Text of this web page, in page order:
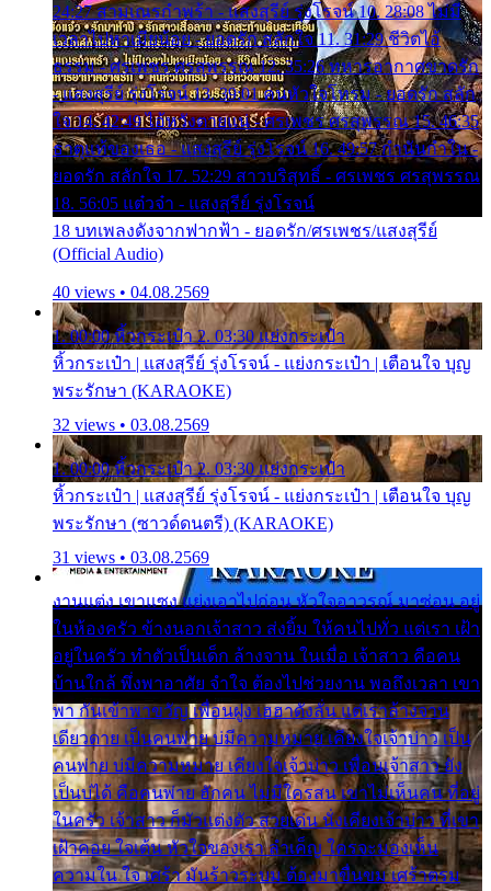
24:27 สามเณรกำพร้า - แสงสุรีย์ รุ่งโรจน์ 10. 28:08 ไม่มี
เวลาไปหาเมียน้อย - ยอดรัก สลักใจ 11. 31:29 ชีวิตไอ้
ธรรม - ศรเพชร ศรสุพรรณ 12. 35:26 ทหารอากาศขาดรัก
- แสงสุรีย์ รุ่งโรจน์ 13. 39:01 คนหัวใจโทรม - ยอดรัก สลัก
ใจ 14. 42:49 ไอ้หวังตายแน่ - ศรเพชร ศรสุพรรณ 15. 46:35
ธาตุแท้ของเธอ - แสงสุรีย์ รุ่งโรจน์ 16. 49:57 กำนันกำใน -
ยอดรัก สลักใจ 17. 52:29 สาวบริสุทธิ์ - ศรเพชร ศรสุพรรณ
18. 56:05 แต๋วจ๋า - แสงสุรีย์ รุ่งโรจน์
18 บทเพลงดังจากฟากฟ้า - ยอดรัก/ศรเพชร/แสงสุรีย์
(Official Audio)
40 views • 04.08.2569
1. 00:00 หิ้วกระเป๋า 2. 03:30 แย่งกระเป๋า
หิ้วกระเป๋า | แสงสุรีย์ รุ่งโรจน์ - แย่งกระเป๋า | เตือนใจ บุญ
พระรักษา (KARAOKE)
32 views • 03.08.2569
1. 00:00 หิ้วกระเป๋า 2. 03:30 แย่งกระเป๋า
หิ้วกระเป๋า | แสงสุรีย์ รุ่งโรจน์ - แย่งกระเป๋า | เตือนใจ บุญ
พระรักษา (ซาวด์ดนตรี) (KARAOKE)
31 views • 03.08.2569
งานแต่ง เขาแซง แย่งเอาไปก่อน หัวใจอาวรณ์ มาซ่อน อยู่
ในห้องครัว ข้างนอกเจ้าสาว ส่งยิ้ม ให้คนไปทั่ว แต่เรา เฝ้า
อยู่ในครัว ทำตัวเป็นเด็ก ล้างจาน ในเมื่อ เจ้าสาว คือคน
บ้านใกล้ พึ่งพาอาศัย จำใจ ต้องไปช่วยงาน พอถึงเวลา เขา
พา กันเข้าพาขวัญ เพื่อนฝูง เฮฮาดังลั่น แต่เราล้างจาน
เดียวดาย เป็นคนพ่าย บ่มีความหมาย เคียงใจเจ้าบ่าว เป็น
คนพ่าย บ่มีความหมาย เคียงใจเจ้าบ่าว เพื่อนเจ้าสาว ยัง
เป็นบ่ได้ คือคนพ่าย ฮักคน ไม่มีใครสน เขาไม่เห็นคน ที่อยู่
ในครัว เจ้าสาว ก็มัวแต่งตัว สวยเด่น นั่งเคียงเจ้าบ่าว ที่เขา
เฝ้าคอย ใจเต้น หัวใจของเรา ลำเค็ญ ใครจะมองเห็น
ความใน ใจ เศร้า มันร้าวระบม ต้องมาขื่นขม เศร้าตรม